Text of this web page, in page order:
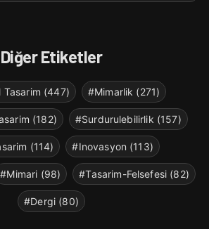
Diğer Etiketler
Tasarim (447) #Mimarlik (271)
(182) #Surdurulebilirlik (157)
(114) #Inovasyon (113)
#Mimari (98) #Tasarim-Felsefesi (82)
#Dergi (80)